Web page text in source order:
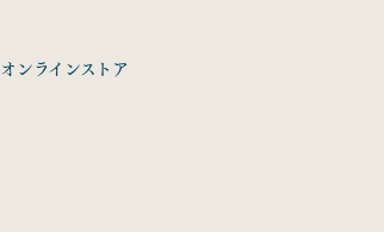
オンラインストア